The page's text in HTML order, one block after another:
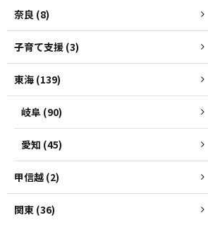
奈良 (8)
子育て支援 (3)
東海 (139)
岐阜 (90)
愛知 (45)
甲信越 (2)
関東 (36)